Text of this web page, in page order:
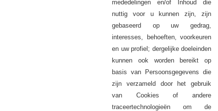
mededelingen en/of Inhoud die
nuttig voor u kunnen zijn, zijn
gebaseerd op uw gedrag,
interesses, behoeften, voorkeuren
en uw profiel; dergelijke doeleinden
kunnen ook worden bereikt op
basis van Persoonsgegevens die
zijn verzameld door het gebruik
van Cookies of andere
traceertechnologieën om de